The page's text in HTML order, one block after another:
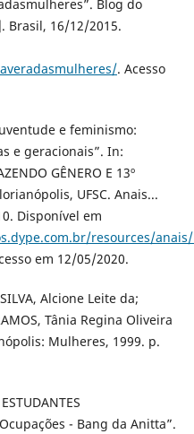
Blog do
Brasil, 16/12/2015.
. Acesso
e feminismo:
e geracionais”. In:
GÊNERO E 13º
UFSC. Anais...
Disponível em
resources/anais/
em 12/05/2020.
Alcione Leite da;
Tânia Regina Oliveira
Mulheres, 1999. p.
- Bang da Anitta”.